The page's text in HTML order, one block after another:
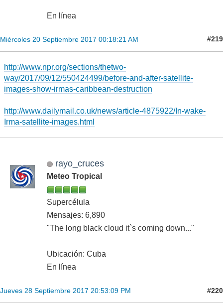
En línea
Miércoles 20 Septiembre 2017 00:18:21 AM #219
http://www.npr.org/sections/thetwo-
way/2017/09/12/550424499/before-and-after-satellite-
images-show-irmas-caribbean-destruction
http://www.dailymail.co.uk/news/article-4875922/In-wake-
Irma-satellite-images.html
rayo_cruces
Meteo Tropical
Supercélula
Mensajes: 6,890
"The long black cloud it`s coming down..."
Ubicación: Cuba
En línea
Jueves 28 Septiembre 2017 20:53:09 PM #220